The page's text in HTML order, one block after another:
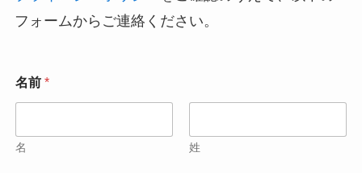
フォームからご連絡ください。
名前 *
名 姓